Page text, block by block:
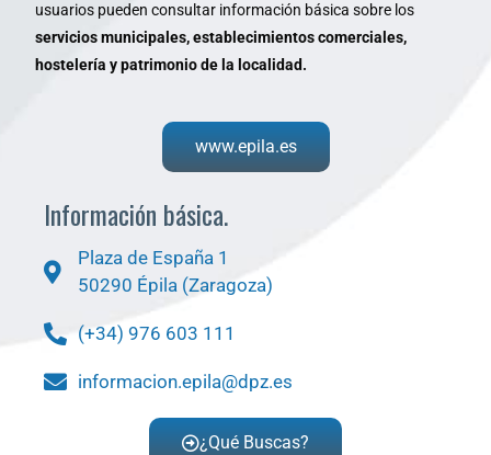
usuarios pueden consultar información básica sobre los
servicios municipales, establecimientos comerciales,
hostelería y patrimonio de la localidad.
www.epila.es
Información básica.
Plaza de España 1
50290 Épila (Zaragoza)
(+34) 976 603 111
informacion.epila@dpz.es
¿Qué Buscas?